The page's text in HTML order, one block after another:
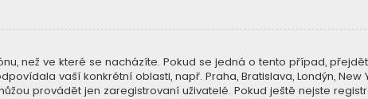
než ve které se nacházíte. Pokud se jedná o tento případ,
vaší konkrétní oblasti, např. Praha, Bratislava, Londýn,
provádět jen zaregistrovaní uživatelé. Pokud ještě nejste